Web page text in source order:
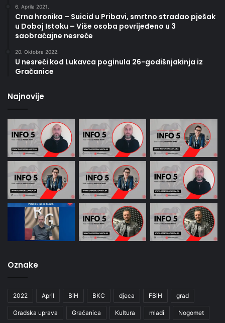
6. Aprila 2021.
Crna hronika – Suicid u Pribavi, smrtno stradao pješak
u Doboj Istoku – Više osoba povrijeđeno u 3
saobraćajne nesreće
20. Oktobra 2022.
U nesreći kod Lukavca poginula 26-godišnjakinja iz
Gračanice
Najnovije
Oznake
2022 April BiH BKC djeca FBiH grad
Gradska uprava Gračanica Kultura mladi Nogomet